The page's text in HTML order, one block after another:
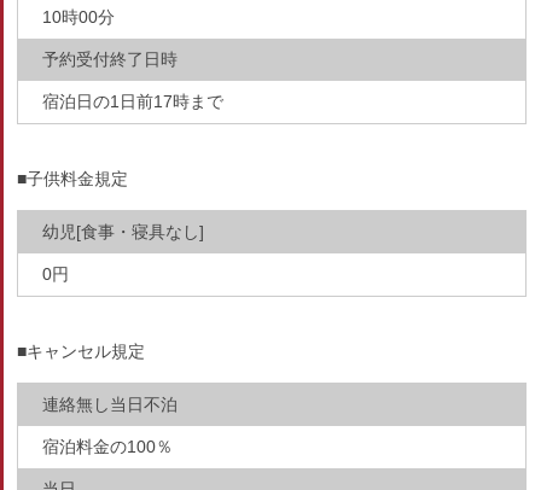
10時00分
予約受付終了日時
宿泊日の1日前17時まで
■子供料金規定
幼児[食事・寝具なし]
0円
■キャンセル規定
連絡無し当日不泊
宿泊料金の100％